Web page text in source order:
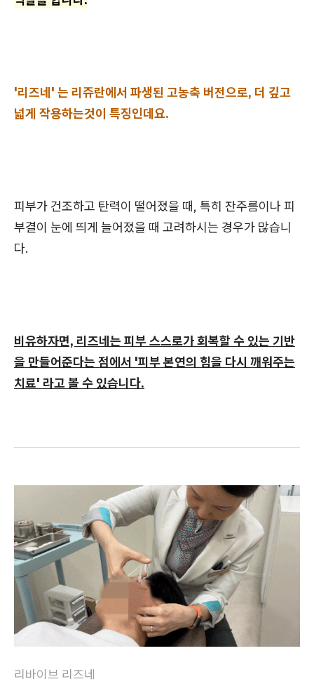
'리즈네' 는 리쥬란에서 파생된 고농축 버전으로, 더 깊고
넓게 작용하는것이 특징인데요.
피부가 건조하고 탄력이 떨어졌을 때, 특히 잔주름이나 피
부결이 눈에 띄게 늘어졌을 때 고려하시는 경우가 많습니
다.
비유하자면, 리즈네는 피부 스스로가 회복할 수 있는 기반
을 만들어준다는 점에서 '피부 본연의 힘을 다시 깨워주는
치료' 라고 볼 수 있습니다.
리바이브 리즈네